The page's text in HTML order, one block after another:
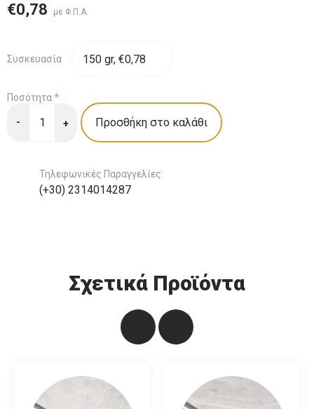
€0,78
Συσκευασία
Ποσότητα*
+
-
Τηλεφωνικές Παραγγελίες:
(+30) 2314014287
Σχετικά Προϊόντα